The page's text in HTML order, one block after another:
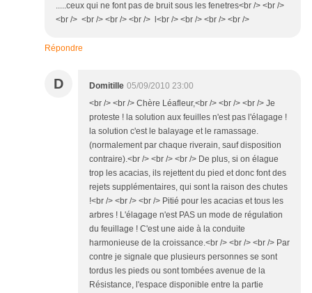
.....ceux qui ne font pas de bruit sous les fenetres<br /> <br />
<br /> <br /> <br /> <br /> l<br /> <br /> <br /> <br />
Répondre
D Domitille 05/09/2010 23:00
<br /> <br /> Chère Léafleur,<br /> <br /> <br /> Je
proteste ! la solution aux feuilles n'est pas l'élagage !
la solution c'est le balayage et le ramassage.
(normalement par chaque riverain, sauf disposition
contraire).<br /> <br /> <br /> De plus, si on élague
trop les acacias, ils rejettent du pied et donc font des
rejets supplémentaires, qui sont la raison des chutes
!<br /> <br /> <br /> Pitié pour les acacias et tous les
arbres ! L'élagage n'est PAS un mode de régulation
du feuillage ! C'est une aide à la conduite
harmonieuse de la croissance.<br /> <br /> <br /> Par
contre je signale que plusieurs personnes se sont
tordus les pieds ou sont tombées avenue de la
Résistance, l'espace disponible entre la partie